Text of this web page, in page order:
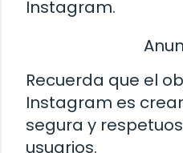
Instagram.
Recuerda que el
Instagram es
segura y
usuarios.